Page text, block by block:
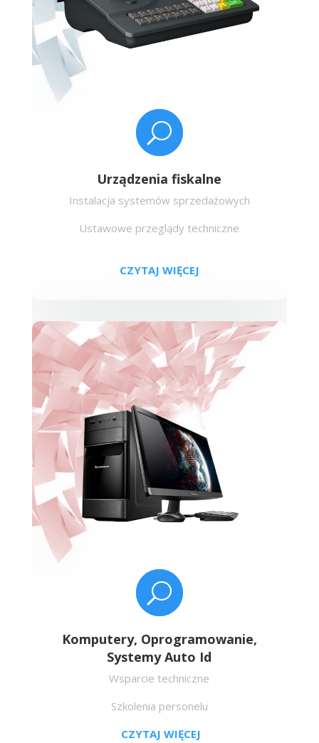
U
Urządzenia fiskalne
Instalacja systemów sprzedażowych
Ustawowe przeglądy techniczne
CZYTAJ WIĘCEJ
U
Komputery, Oprogramowanie,
Systemy Auto Id
Wsparcie techniczne
Szkolenia personelu
CZYTAJ WIĘCEJ